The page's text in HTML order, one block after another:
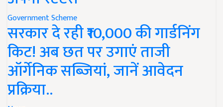
Government Scheme
सरकार दे रही ₹10,000 की गार्डनिंग
किट! अब छत पर उगाएं ताजी
ऑर्गेनिक सब्जियां, जानें आवेदन
प्रक्रिया..